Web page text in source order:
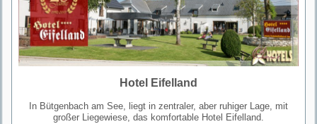
Hotel Eifelland
In Bütgenbach am See, liegt in zentraler, aber ruhiger Lage, mit
großer Liegewiese, das komfortable Hotel Eifelland.